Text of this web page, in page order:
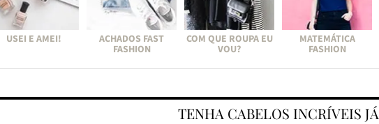
USEI E AMEI!
ACHADOS FAST
FASHION
COM QUE ROUPA EU
VOU?
MATEMÁTICA
FASHION
TENHA CABELOS INCRÍVEIS JÁ